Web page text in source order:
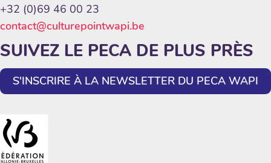
+32 (0)69 46 00 23
contact@culturepointwapi.be
SUIVEZ LE PECA DE PLUS PRÈS
S'INSCRIRE À LA NEWSLETTER DU PECA WAPI